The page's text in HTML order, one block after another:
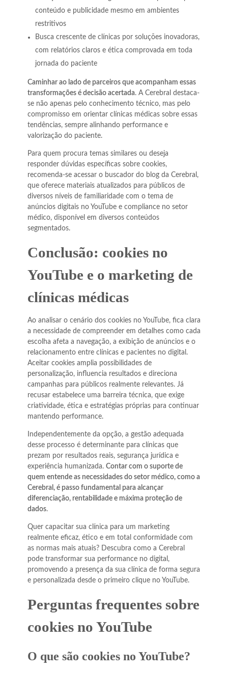
conteúdo e publicidade mesmo em ambientes
restritivos
Busca crescente de clínicas por soluções inovadoras,
com relatórios claros e ética comprovada em toda
jornada do paciente
Caminhar ao lado de parceiros que acompanham essas
transformações é decisão acertada. A Cerebral destaca-
se não apenas pelo conhecimento técnico, mas pelo
compromisso em orientar clínicas médicas sobre essas
tendências, sempre alinhando performance e
valorização do paciente.
Para quem procura temas similares ou deseja
responder dúvidas específicas sobre cookies,
recomenda-se acessar o buscador do blog da Cerebral,
que oferece materiais atualizados para públicos de
diversos níveis de familiaridade com o tema de
anúncios digitais no YouTube e compliance no setor
médico, disponível em diversos conteúdos
segmentados.
Conclusão: cookies no
YouTube e o marketing de
clínicas médicas
Ao analisar o cenário dos cookies no YouTube, fica clara
a necessidade de compreender em detalhes como cada
escolha afeta a navegação, a exibição de anúncios e o
relacionamento entre clínicas e pacientes no digital.
Aceitar cookies amplia possibilidades de
personalização, influencia resultados e direciona
campanhas para públicos realmente relevantes. Já
recusar estabelece uma barreira técnica, que exige
criatividade, ética e estratégias próprias para continuar
mantendo performance.
Independentemente da opção, a gestão adequada
desse processo é determinante para clínicas que
prezam por resultados reais, segurança jurídica e
experiência humanizada. Contar com o suporte de
quem entende as necessidades do setor médico, como a
Cerebral, é passo fundamental para alcançar
diferenciação, rentabilidade e máxima proteção de
dados.
Quer capacitar sua clínica para um marketing
realmente eficaz, ético e em total conformidade com
as normas mais atuais? Descubra como a Cerebral
pode transformar sua performance no digital,
promovendo a presença da sua clínica de forma segura
e personalizada desde o primeiro clique no YouTube.
Perguntas frequentes sobre
cookies no YouTube
O que são cookies no YouTube?